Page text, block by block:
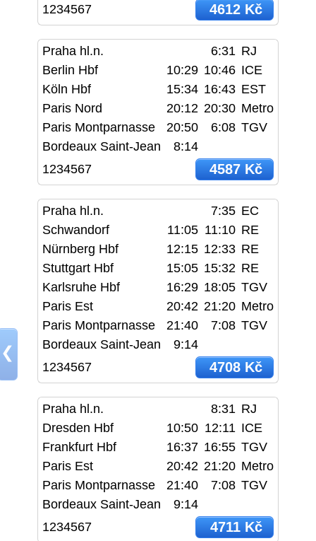
❮
1234567
4612 Kč
Praha hl.n. 6:31 RJ
Berlin Hbf
10:29 10:46 ICE
Köln Hbf
15:34 16:43 EST
Paris Nord
20:12 20:30 Metro
Paris Montparnasse
20:50 6:08 TGV
Bordeaux Saint-Jean
8:14
1234567
4587 Kč
Praha hl.n. 7:35 EC
Schwandorf
11:05 11:10 RE
Nürnberg Hbf
12:15 12:33 RE
Stuttgart Hbf
15:05 15:32 RE
Karlsruhe Hbf
16:29 18:05 TGV
Paris Est
20:42 21:20 Metro
Paris Montparnasse
21:40 7:08 TGV
Bordeaux Saint-Jean
9:14
1234567
4708 Kč
Praha hl.n. 8:31 RJ
Dresden Hbf
10:50 12:11 ICE
Frankfurt Hbf
16:37 16:55 TGV
Paris Est
20:42 21:20 Metro
Paris Montparnasse
21:40 7:08 TGV
Bordeaux Saint-Jean
9:14
1234567
4711 Kč